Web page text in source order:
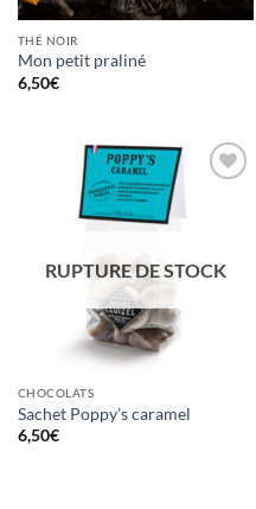
THÉ NOIR
Mon petit praliné
6,50€
RUPTURE DE STOCK
CHOCOLATS
Sachet Poppy’s caramel
6,50€